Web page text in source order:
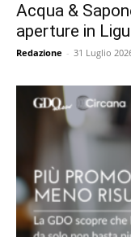
Acqua &
aperture in
Redazione - 31 Luglio